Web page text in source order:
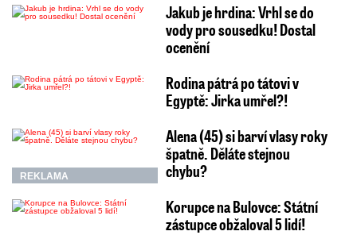
Jakub je hrdina: Vrhl se do
vody pro sousedku! Dostal
ocenění
Rodina pátrá po tátovi v
Egyptě: Jirka umřel?!
REKLAMA
Alena (45) si barví vlasy roky
špatně. Děláte stejnou
chybu?
Korupce na Bulovce: Státní
zástupce obžaloval 5 lidí!